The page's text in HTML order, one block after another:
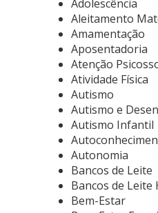
Adolescência
Aleitamento
Amamentação
Aposentadoria
Atenção
Atividade Física
Autismo
Autismo e
Autismo Infantil
Autonomia
Bancos de Leite
Bancos de Leite
Bem-Estar